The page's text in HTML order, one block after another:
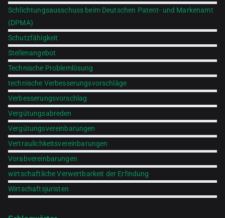
Schlichtungsausschuss beim Deutschen Patent- und Markenamt
(DPMA)
Schutzfähigkeit
Stellenangebot
Technische Problemlösung
technische Verbesserungsvorschläge
Verbesserungsvorschlag
Vergütungsabreden
Vergütungsvereinbarungen
Vertraulichkeitsvereinbarungen
Vorabvereinbarungen
wirtschaftliche Verwertbarkeit der Erfindung
Wirtschaftsjuristen